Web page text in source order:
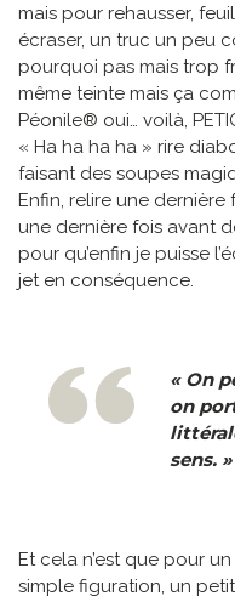
mais pour rehausser,
écraser, un truc un peu
pourquoi pas mais trop
même teinte mais ça
Péonile® oui… voilà,
« Ha ha ha ha » rire
faisant des soupes
Enfin, relire une
une dernière fois avant
pour qu’enfin je puisse
jet en conséquence.
« On
on
sens. »
Et cela n’est que pour
simple figuration, un